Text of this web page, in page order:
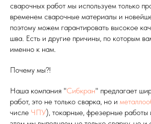
сварочных работ мы используем только
временем сварочные материалы и
поэтому можем гарантировать высокое
шва. Есть и другие причины, по которым
именно к нам.
Почему мы?!
Наша компания "Сибкран" предлагает
работ, это не только сварка, но и
числе ЧПУ), токарные, фрезерные работы